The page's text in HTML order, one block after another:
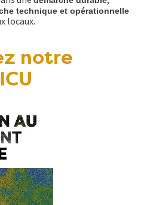
technique et opérationnelle
locaux.
notre